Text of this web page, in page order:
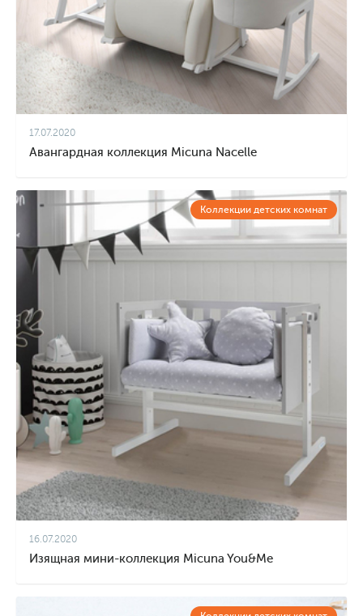
17.07.2020
Авангардная коллекция Micuna Nacelle
Коллекции детских комнат
16.07.2020
Изящная мини-коллекция Micuna You&Me